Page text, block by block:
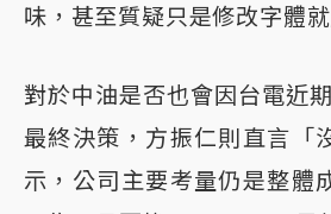
味，甚至質疑只是修改字體
對於中油是否也會因台電近
最終決策，方振仁則直言「
示，公司主要考量仍是整體